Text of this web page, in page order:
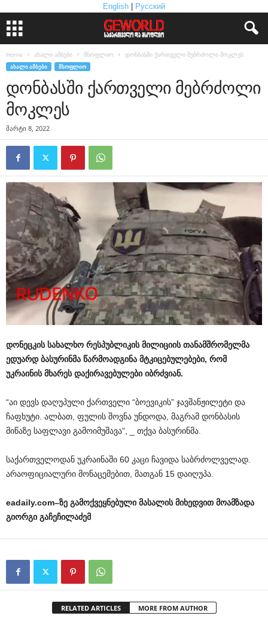
English Русский
Home ახალი ამბები მსოფლიო დონბასში ქართველი მებრძოლი მოკლეს
ᲐᲮᲐᲚᲘ ᲐᲛᲑᲔᲑᲘ ᲛᲡᲝᲤᲚᲘᲝ
დონბასში ქართველი მებრძოლი
მოკლეს
მარტი 8, 2022
დონეცკის სახალხო რესპუბლიკის მილიციის თანამშრომელმა
ედუარდ ბასურინმა წარმოადგინა მტკიცებულებები, რომ
უკრაინის მხარეს დაქირავებულები იბრძვიან.
“აი დევს დაღუპული ქართველი “ბოევიკის” ჯავშანჟილეტი და
ჩაფხუტი. ალბათ, ფულის შოვნა უნდოდა, მაგრამ დონბასის
მიწაზე საფლავი გამოიმუშავა”, _ თქვა ბასურინმა.
საქართველოდან უკრაინაში 60 კაცი ჩავიდა საბრძოლველად.
არაოფიციალური მონაცემებით, მათგან 15 დაიღუპა.
eadaily.com–ზე გამოქვეყნებული მასალის მიხედვით მოამზადა
გიორგი გაჩეჩილაძემ
RELATED ARTICLES MORE FROM AUTHOR